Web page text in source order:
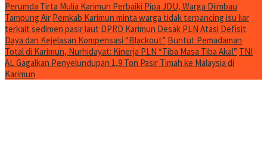
Perumda Tirta Mulia Karimun Perbaiki Pipa JDU, Warga Diimbau
Tampung Air Pemkab Karimun minta warga tidak terpancing isu liar
terkait sedimen pasir laut DPRD Karimun Desak PLN Atasi Defisit
Daya dan Kejelasan Kompensasi “Blackout” Buntut Pemadaman
Total di Karimun, Nurhidayat: Kinerja PLN “Tiba Masa Tiba Akal” TNI
AL Gagalkan Penyelundupan 1,9 Ton Pasir Timah ke Malaysia di
Karimun